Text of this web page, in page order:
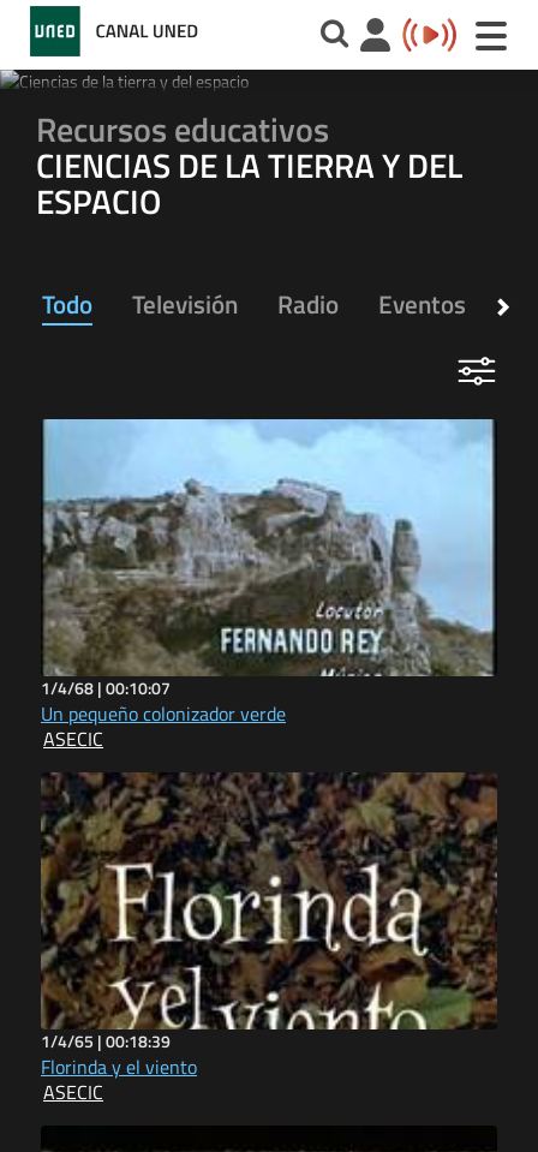
Toggle
Recursos educativos
CIENCIAS DE LA TIERRA Y DEL
ESPACIO
Todo Televisión Radio Eventos
1/4/68 |00:10:07
Un pequeño colonizador verde
ASECIC
1/4/65 |00:18:39
Florinda y el viento
ASECIC